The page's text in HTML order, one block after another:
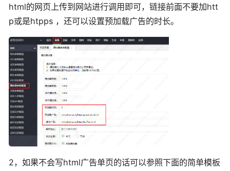
html的网页上传到网站进行调用即可，链接前面不要加htt
p或是htpps ，还可以设置预加载广告的时长。
2，如果不会写html广告单页的话可以参照下面的简单模板